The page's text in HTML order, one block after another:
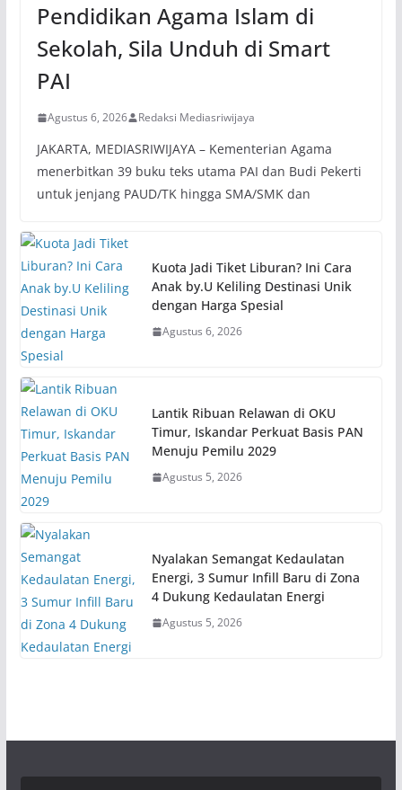
Pendidikan Agama Islam di
Sekolah, Sila Unduh di Smart
PAI
Agustus 6, 2026 Redaksi Mediasriwijaya
JAKARTA, MEDIASRIWIJAYA – Kementerian Agama
menerbitkan 39 buku teks utama PAI dan Budi Pekerti
untuk jenjang PAUD/TK hingga SMA/SMK dan
Kuota Jadi Tiket Liburan? Ini Cara
Anak by.U Keliling Destinasi Unik
dengan Harga Spesial
Agustus 6, 2026
Lantik Ribuan Relawan di OKU
Timur, Iskandar Perkuat Basis PAN
Menuju Pemilu 2029
Agustus 5, 2026
Nyalakan Semangat Kedaulatan
Energi, 3 Sumur Infill Baru di Zona
4 Dukung Kedaulatan Energi
Agustus 5, 2026